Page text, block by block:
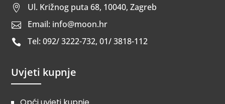
 Ul. Križnog puta 68, 10040, Zagreb
 Email: info@moon.hr
 Tel: 092/ 3222-732, 01/ 3818-112
Uvjeti kupnje